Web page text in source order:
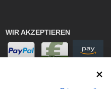
WIR AKZEPTIEREN